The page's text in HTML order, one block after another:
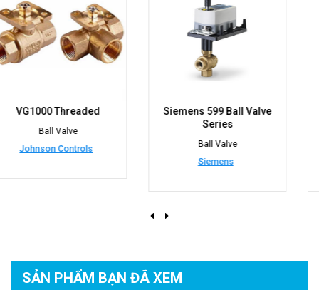
Siemens 599 Ball Valve
Ball Valve
VG7000 series bronze
control valves
Ball Valve
Johnson Controls
SẢN PHẨM BẠN ĐÃ XEM